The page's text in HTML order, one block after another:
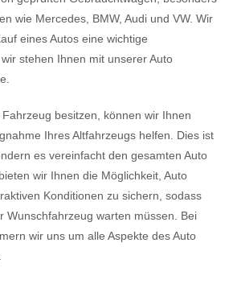
wie Mercedes, BMW, Audi und VW. Wir
eines Autos eine wichtige
stehen Ihnen mit unserer Auto
besitzen, können wir Ihnen
Ihres Altfahrzeugs helfen. Dies ist
es vereinfacht den gesamten Auto
wir Ihnen die Möglichkeit, Auto
Konditionen zu sichern, sodass
Wunschfahrzeug warten müssen. Bei
wir uns um alle Aspekte des Auto